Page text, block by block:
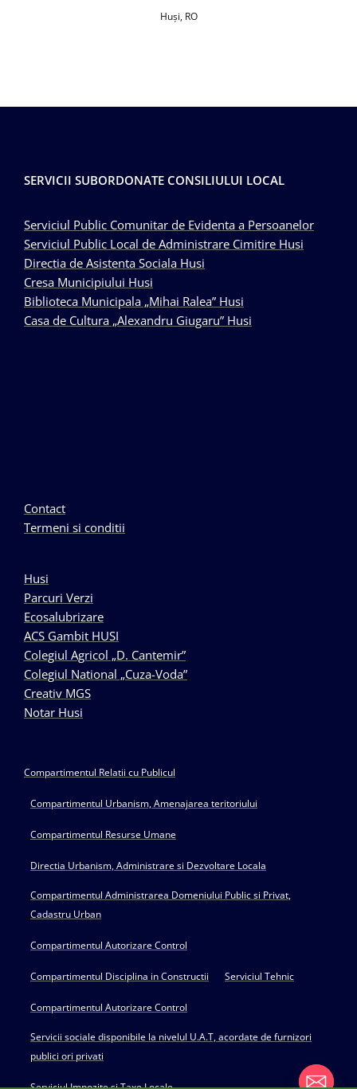
Huşi, RO
SERVICII SUBORDONATE CONSILIULUI LOCAL
Serviciul Public Comunitar de Evidenta a Persoanelor
Serviciul Public Local de Administrare Cimitire Husi
Directia de Asistenta Sociala Husi
Cresa Municipiului Husi
Biblioteca Municipala „Mihai Ralea” Husi
Casa de Cultura „Alexandru Giugaru” Husi
Contact
Termeni si conditii
Husi
Parcuri Verzi
Ecosalubrizare
ACS Gambit HUSI
Colegiul Agricol „D. Cantemir”
Colegiul National „Cuza-Voda”
Creativ MGS
Notar Husi
Compartimentul Relatii cu Publicul
Compartimentul Urbanism, Amenajarea teritoriului
Compartimentul Resurse Umane
Directia Urbanism, Administrare si Dezvoltare Locala
Compartimentul Administrarea Domeniului Public si Privat,
Cadastru Urban
Compartimentul Autorizare Control
Compartimentul Disciplina in Constructii Serviciul Tehnic
Compartimentul Autorizare Control
Servicii sociale disponibile la nivelul U.A.T, acordate de furnizori
publici ori privati